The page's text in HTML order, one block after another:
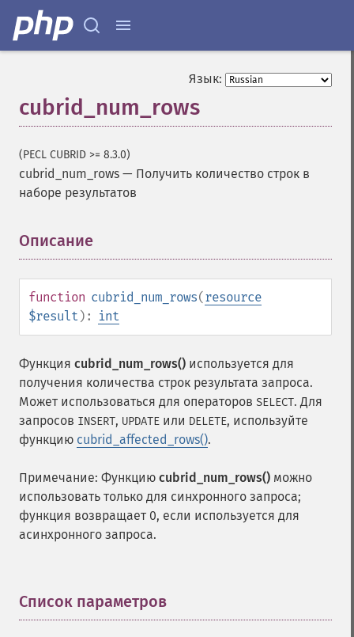
Язык:
cubrid_num_rows
(PECL CUBRID >= 8.3.0)
cubrid_num_rows — Получить количество строк в
наборе результатов
Описание
function cubrid_num_rows(resource
$result ): int
Функция cubrid_num_rows() используется для
получения количества строк результата запроса.
Может использоваться для операторов SELECT. Для
запросов INSERT, UPDATE или DELETE, используйте
функцию cubrid_affected_rows().
Примечание: Функцию cubrid_num_rows() можно
использовать только для синхронного запроса;
функция возвращает 0, если используется для
асинхронного запроса.
Список параметров